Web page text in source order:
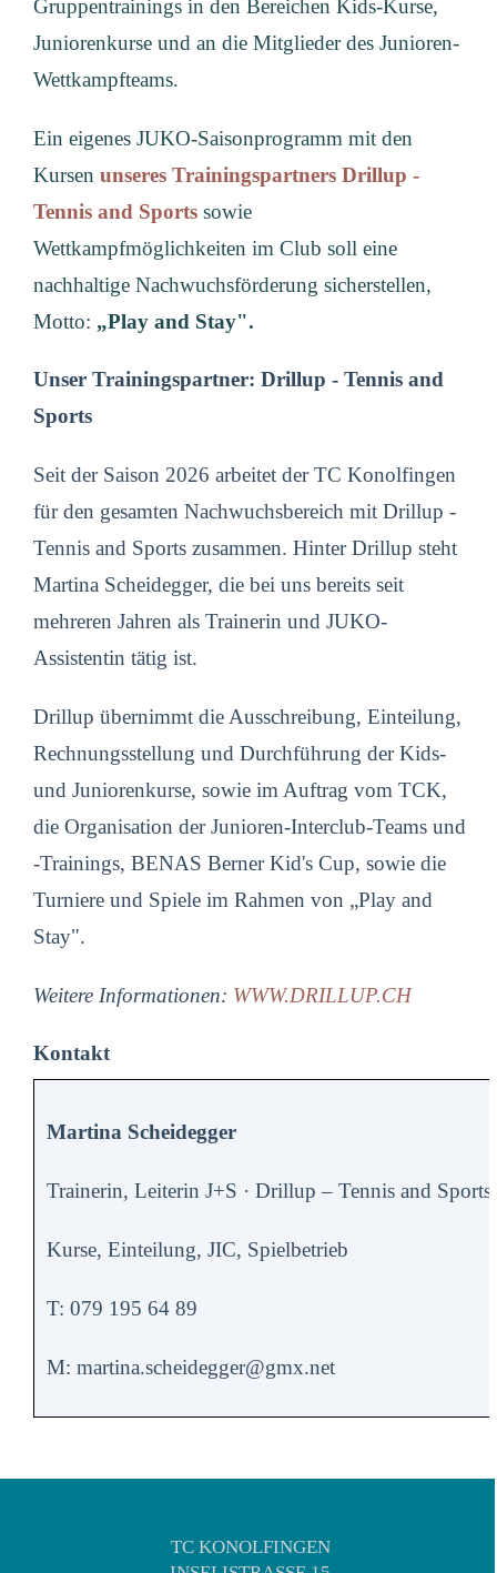
Gruppentrainings in den Bereichen Kids-Kurse,
Juniorenkurse und an die Mitglieder des Junioren-
Wettkampfteams.
Ein eigenes JUKO-Saisonprogramm mit den
Kursen unseres Trainingspartners Drillup -
Tennis and Sports sowie
Wettkampfmöglichkeiten im Club soll eine
nachhaltige Nachwuchsförderung sicherstellen,
Motto: „Play and Stay".
Unser Trainingspartner: Drillup - Tennis and
Sports
Seit der Saison 2026 arbeitet der TC Konolfingen
für den gesamten Nachwuchsbereich mit Drillup -
Tennis and Sports zusammen. Hinter Drillup steht
Martina Scheidegger, die bei uns bereits seit
mehreren Jahren als Trainerin und JUKO-
Assistentin tätig ist.
Drillup übernimmt die Ausschreibung, Einteilung,
Rechnungsstellung und Durchführung der Kids-
und Juniorenkurse, sowie im Auftrag vom TCK,
die Organisation der Junioren-Interclub-Teams und
-Trainings, BENAS Berner Kid's Cup, sowie die
Turniere und Spiele im Rahmen von „Play and
Stay".
Weitere Informationen: WWW.DRILLUP.CH
Kontakt
Martina Scheidegger
Trainerin, Leiterin J+S · Drillup – Tennis and Sports
Kurse, Einteilung, JIC, Spielbetrieb
T: 079 195 64 89
M: martina.scheidegger@gmx.net
TC KONOLFINGEN